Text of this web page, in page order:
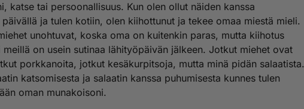
katse tai persoonallisuus. Kun olen ollut näiden kanssa
ja tulen kotiin, olen kiihottunut ja tekee omaa miestä mieli.
unohtuvat, koska oma on kuitenkin paras, mutta kiihotus
meillä on usein sutinaa lähityöpäivän jälkeen. Jotkut miehet ovat
porkkanoita, jotkut kesäkurpitsoja, mutta minä pidän salaatista.
katsomisesta ja salaatin kanssa puhumisesta kunnes tulen
oman munakoisoni.